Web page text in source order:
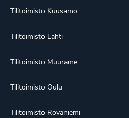
Tilitoimisto Kuusamo
Tilitoimisto Lahti
Tilitoimisto Muurame
Tilitoimisto Oulu
Tilitoimisto Rovaniemi